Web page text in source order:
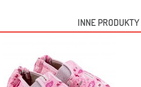
INNE PRODUKTY